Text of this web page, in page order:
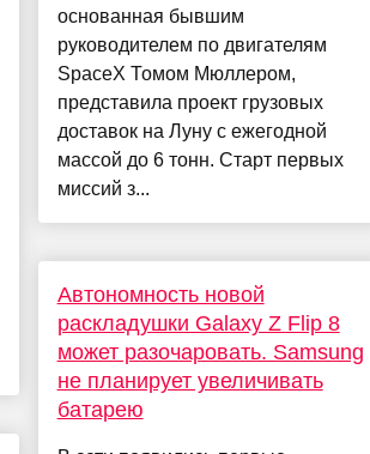
основанная бывшим
руководителем по двигателям
SpaceX Томом Мюллером,
представила проект грузовых
доставок на Луну с ежегодной
массой до 6 тонн. Старт первых
миссий з...
Автономность новой
раскладушки Galaxy Z Flip 8
может разочаровать. Samsung
не планирует увеличивать
батарею